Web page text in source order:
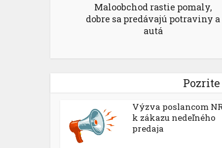
Maloobchod rastie pomaly,
dobre sa predávajú potraviny a
autá
Výzva poslancom
k zákazu nedeľného
predaja